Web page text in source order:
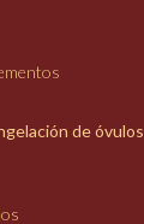
de óvulos